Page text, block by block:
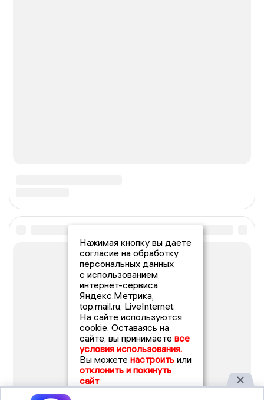
Нажимая кнопку вы даете
согласие на обработку
персональных данных
с использованием
интернет-сервиса
Яндекс.Метрика,
top.mail.ru, LiveInternet.
На сайте используются
cookie. Оставаясь на
сайте, вы принимаете все
условия использования.
Вы можете настроить или
отклонить и покинуть
сайт